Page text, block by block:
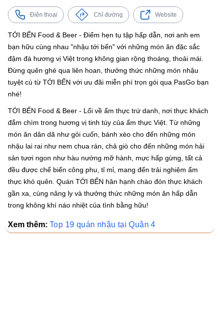
Điện thoại Chỉ đường Website
TỚI BẾN Food & Beer - Điểm hẹn tụ tập hấp dẫn, nơi anh em
bạn hữu cùng nhau "nhậu tới bến" với những món ăn đặc sắc
đậm đà hương vị Việt trong không gian rộng thoáng, thoải mái.
Đừng quên ghé qua liên hoan, thưởng thức những món nhậu
tuyệt cú từ TỚI BẾN với ưu đãi miễn phí trọn gói qua PasGo bạn
nhé!
TỚI BẾN Food & Beer - Lối về ẩm thực trứ danh, nơi thực khách
đắm chìm trong hương vị tinh túy của ẩm thực Việt. Từ những
món ăn dân dã như gỏi cuốn, bánh xèo cho đến những món
nhậu lai rai như nem chua rán, chả giò cho đến những món hải
sản tươi ngon như hàu nướng mỡ hành, mực hấp gừng, tất cả
đều được chế biến công phu, tỉ mỉ, mang đến trải nghiệm ẩm
thực khó quên. Quán TỚI BẾN hân hạnh chào đón thực khách
gần xa, cùng nâng ly và thưởng thức những món ăn hấp dẫn
trong không khí náo nhiệt của tình bằng hữu!
Xem thêm: Top 19 quán nhậu tại Quận 4